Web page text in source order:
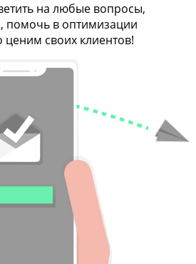
на любые вопросы,
помочь в оптимизации
ценим своих клиентов!